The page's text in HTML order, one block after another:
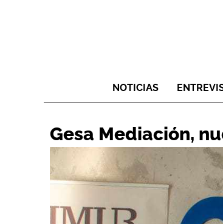
NOTICIAS
Gesa Mediación,